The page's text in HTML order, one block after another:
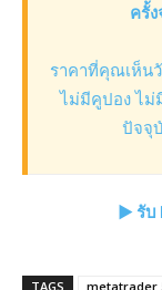
ครั้
ราคาที่คุณเห็น
ไม่มีคูปอง ไม่
ปัจจุ
► รับ
TAGS metatrader